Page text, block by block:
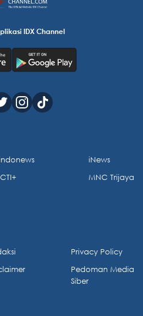
IDX Channel
iNews
MNC Trijaya
Privacy Policy
Pedoman Media
Siber